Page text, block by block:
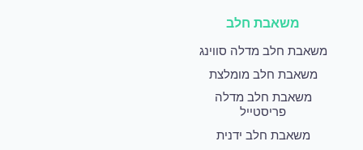
משאבת חלב
משאבת חלב מדלה סווינג
משאבת חלב מומלצת
משאבת חלב מדלה
פריסטייל
משאבת חלב ידנית